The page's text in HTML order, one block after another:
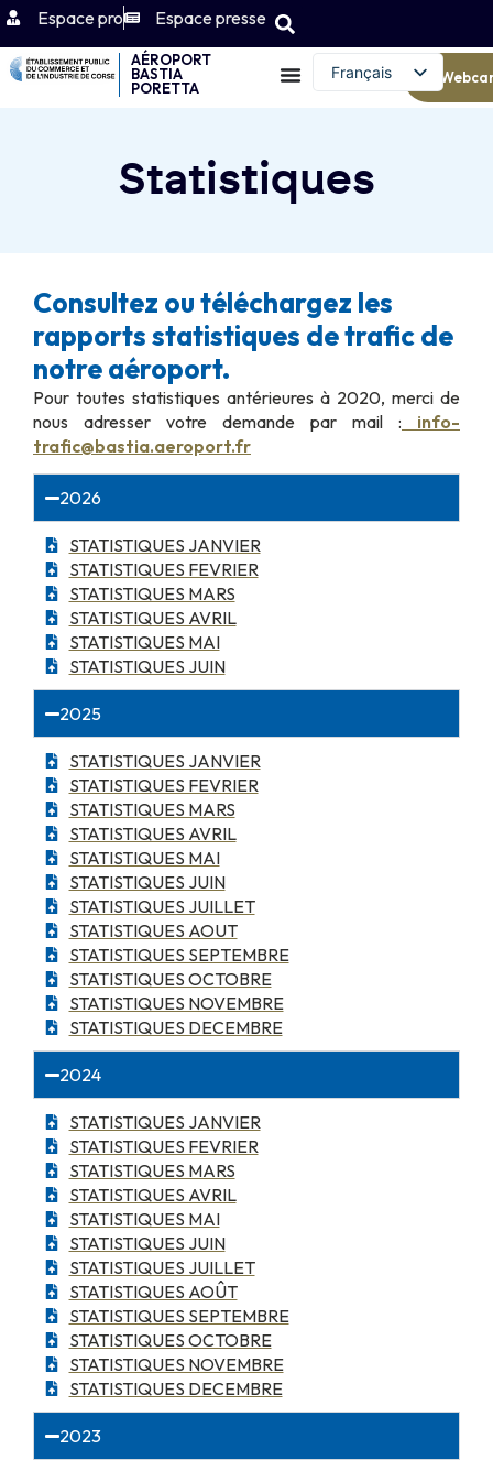
Espace pro Espace presse
AÉROPORT
BASTIA
PORETTA
Français
Statistiques
Consultez ou téléchargez les
rapports statistiques de trafic de
notre aéroport.
Pour toutes statistiques antérieures à 2020, merci de
nous adresser votre demande par mail : info-
trafic@bastia.aeroport.fr
2026
STATISTIQUES JANVIER
STATISTIQUES FEVRIER
STATISTIQUES MARS
STATISTIQUES AVRIL
STATISTIQUES MAI
STATISTIQUES JUIN
2025
STATISTIQUES JANVIER
STATISTIQUES FEVRIER
STATISTIQUES MARS
STATISTIQUES AVRIL
STATISTIQUES MAI
STATISTIQUES JUIN
STATISTIQUES JUILLET
STATISTIQUES AOUT
STATISTIQUES SEPTEMBRE
STATISTIQUES OCTOBRE
STATISTIQUES NOVEMBRE
STATISTIQUES DECEMBRE
2024
STATISTIQUES JANVIER
STATISTIQUES FEVRIER
STATISTIQUES MARS
STATISTIQUES AVRIL
STATISTIQUES MAI
STATISTIQUES JUIN
STATISTIQUES JUILLET
STATISTIQUES AOÛT
STATISTIQUES SEPTEMBRE
STATISTIQUES OCTOBRE
STATISTIQUES NOVEMBRE
STATISTIQUES DECEMBRE
2023